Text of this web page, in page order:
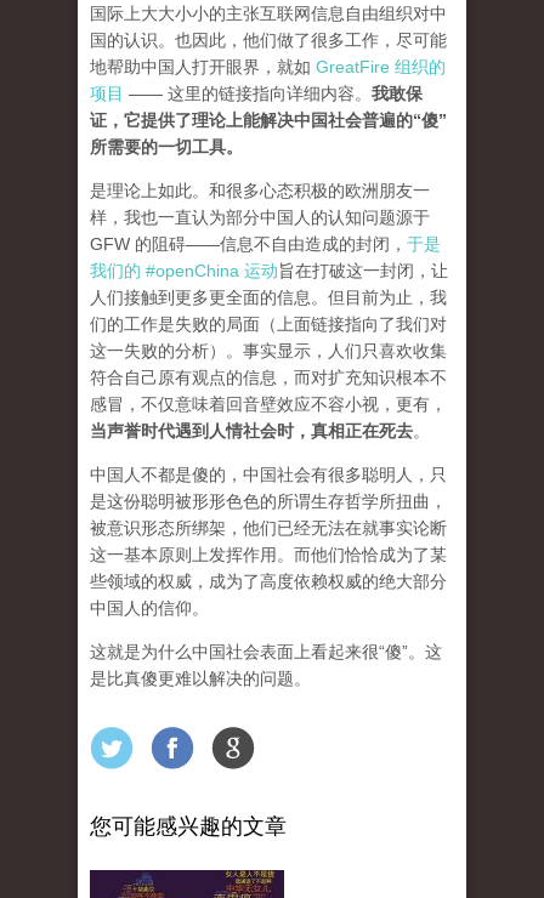
国际上大大小小的主张互联网信息自由组织对中
国的认识。也因此，他们做了很多工作，尽可能
地帮助中国人打开眼界，就如 GreatFire 组织的
项目 —— 这里的链接指向详细内容。 我敢保
证，它提供了理论上能解决中国社会普遍的“傻”
所需要的一切工具。
是理论上如此。和很多心态积极的欧洲朋友一
样，我也一直认为部分中国人的认知问题源于
GFW 的阻碍——信息不自由造成的封闭， 于是
我们的 #openChina 运动旨在打破这一封闭，让
人们接触到更多更全面的信息。但目前为止，我
们的工作是失败的局面（ 上面链接指向了我们对
这一失败的分析）。事实显示，人们只喜欢收集
符合自己原有观点的信息，而对扩充知识根本不
感冒，不仅意味着回音壁效应不容小视，更有，
当声誉时代遇到人情社会时，真相正在死去。
中国人不都是傻的，中国社会有很多聪明人，只
是这份聪明被形形色色的所谓生存哲学所扭曲，
被意识形态所绑架，他们已经无法在就事实论断
这一基本原则上发挥作用。而他们恰恰成为了某
些领域的权威，成为了高度依赖权威的绝大部分
中国人的信仰。
这就是为什么中国社会表面上看起来很“傻”。这
是比真傻更难以解决的问题。
您可能感兴趣的文章